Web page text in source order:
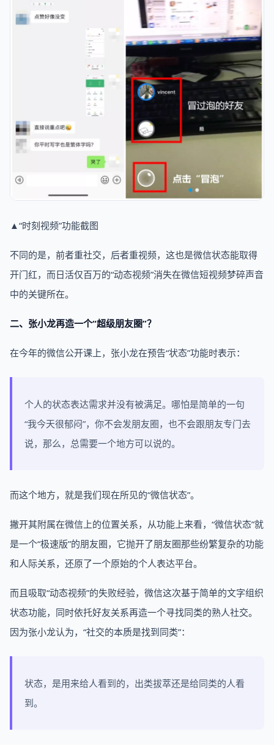
▲“时刻视频”功能截图
不同的是，前者重社交，后者重视频，这也是微信状态能取得
开门红，而日活仅百万的“动态视频”消失在微信短视频梦碎声音
中的关键所在。
二、张小龙再造一个“超级朋友圈”？
在今年的微信公开课上，张小龙在预告“状态”功能时表示：
个人的状态表达需求并没有被满足。哪怕是简单的一句
“我今天很郁闷”，你不会发朋友圈，也不会跟朋友专门去
说，那么，总需要一个地方可以说的。
而这个地方，就是我们现在所见的“微信状态”。
撇开其附属在微信上的位置关系，从功能上来看，“微信状态”就
是一个“极速版”的朋友圈，它抛开了朋友圈那些纷繁复杂的功能
和人际关系，还原了一个原始的个人表达平台。
而且吸取“动态视频”的失败经验，微信这次基于简单的文字组织
状态功能，同时依托好友关系再造一个寻找同类的熟人社交。
因为张小龙认为，“社交的本质是找到同类”：
状态，是用来给人看到的，出类拔萃还是给同类的人看
到。